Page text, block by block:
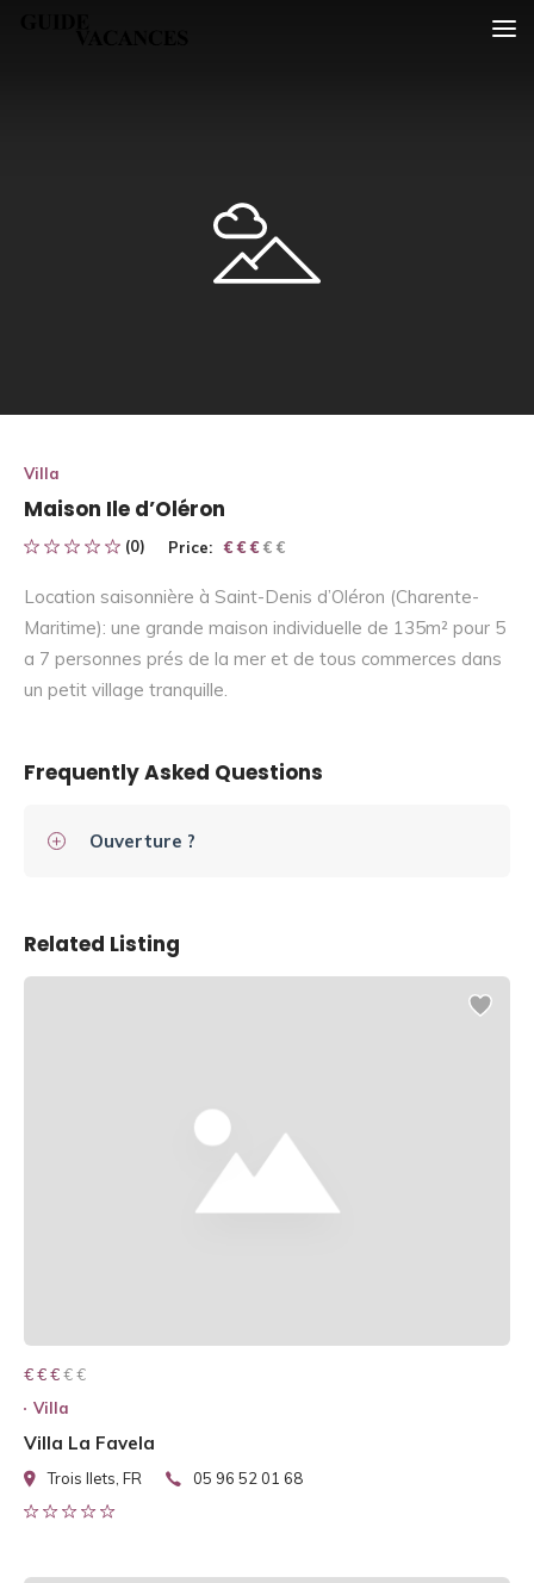
Villa
Maison Ile d’Oléron
(0) Price: € € € € €
€ € €
Location saisonnière à Saint-Denis d’Oléron (Charente-
Maritime): une grande maison individuelle de 135m² pour 5
a 7 personnes prés de la mer et de tous commerces dans
un petit village tranquille.
Frequently Asked Questions
Ouverture ?
Related Listing
€ € € € €
€ € €
Villa
Villa La Favela
Trois Ilets, FR 05 96 52 01 68